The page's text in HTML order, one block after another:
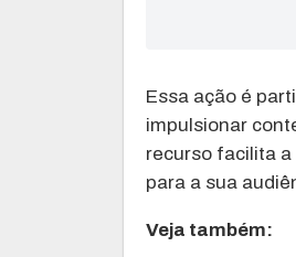
Essa ação é
impulsionar
recurso facilita
para a sua
Veja também: